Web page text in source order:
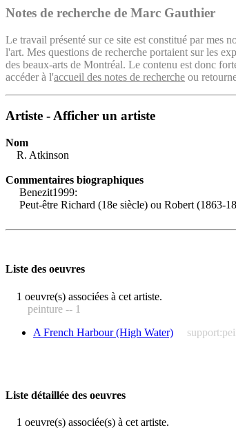
Notes de recherche de Marc Gauthier
Le travail présenté sur ce site est constitué par mes
l'art. Mes questions de recherche portaient sur les
des beaux-arts de Montréal. Le contenu est donc
accéder à l'accueil des notes de recherche ou
Artiste - Afficher un artiste
Nom
R. Atkinson
Commentaires biographiques
Benezit1999:
Peut-être Richard (18e siècle) ou Robert (1863-
Liste des oeuvres
1 oeuvre(s) associées à cet artiste.
peinture -- 1
A French Harbour (High Water)
Liste détaillée des oeuvres
1 oeuvre(s) associée(s) à cet artiste.